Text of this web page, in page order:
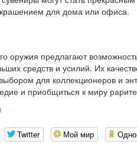
для дома или офиса.
оружия предлагают
средств и усилий. Их
для коллекционеров и
и приобщиться к миру
Twitter Мой мир